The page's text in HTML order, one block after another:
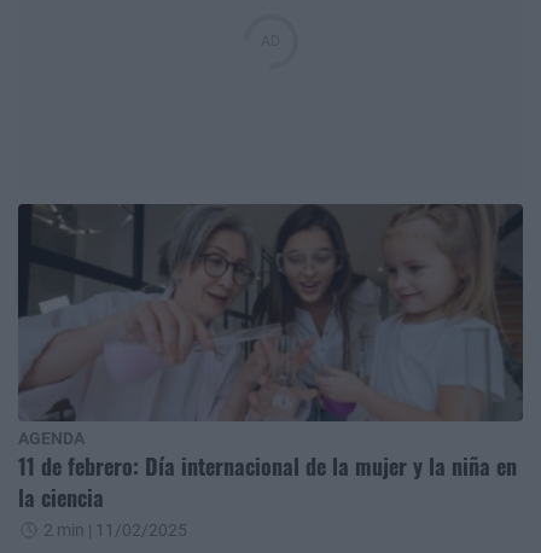
AGENDA
11 de febrero: Día internacional de la mujer y la niña en
la ciencia
2 min | 11/02/2025